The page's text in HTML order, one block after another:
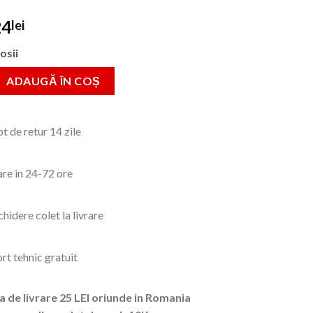
fost:
leiPrețul
24lei.
pentru Sudura-Palmari Rosii 14"" Profesionali
ADAUGĂ ÎN COȘ
de retur 14 zile
in 24-72 ore
colet la livrare
tehnic gratuit
de livrare 25 LEI oriunde in Romania